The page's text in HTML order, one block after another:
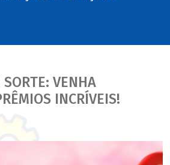
VENHA
INCRÍVEIS!